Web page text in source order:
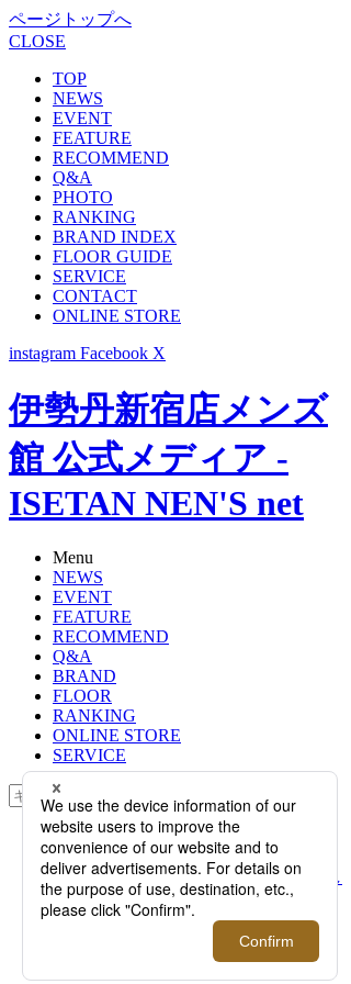
ページトップへ
CLOSE
TOP
NEWS
EVENT
FEATURE
RECOMMEND
Q&A
PHOTO
RANKING
BRAND INDEX
FLOOR GUIDE
SERVICE
CONTACT
ONLINE STORE
instagram Facebook X
伊勢丹新宿店メンズ
館 公式メディア -
ISETAN NEN'S net
Menu
NEWS
EVENT
FEATURE
RECOMMEND
Q&A
BRAND
FLOOR
RANKING
ONLINE STORE
SERVICE
TOP
PHOTO
＜ミナミシャツ＞｜約4週間でお渡し
可能。シャツ職人南氏がリコメンド
する生地からシャツをオーダーでき
るフェアをメンズ館で開催！